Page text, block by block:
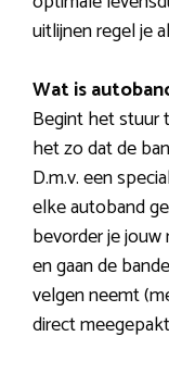
uitlijnen regel je
Wat is
Begint het stuur
het zo dat de
D.m.v. een
elke autoband
bevorder je jouw
en gaan de
velgen neemt
direct